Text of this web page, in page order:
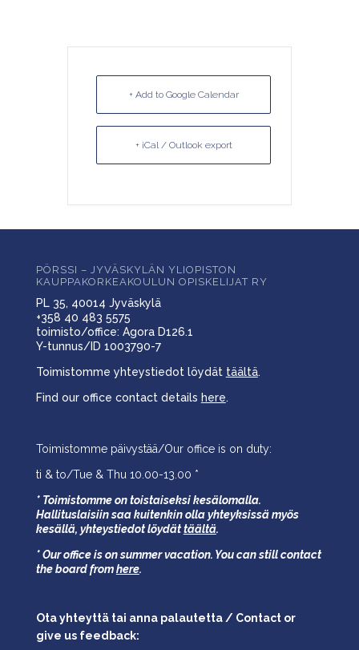
+ Add to Google Calendar
+ iCal / Outlook export
PÖRSSI – JYVÄSKYLÄN YLIOPISTON
KAUPPAKORKEAKOULUN OPISKELIJAT RY
PL 35, 40014 Jyväskylä
+358 40 483 5575
toimisto/office: Agora D126.1
Y-tunnus/ID 1003790-7
Toimistomme yhteystiedot löydät täältä.
Find our office contact details here.
Toimistomme päivystää/Our office is on duty:
ti & to/Tue & Thu 10.00-13.00 *
* Toimistomme on toistaiseksi kesälomalla.
Hallituslaisiin saa kuitenkin olla yhteyksissä myös
kesällä, yhteystiedot löydättäältä.
* Our office is on summer vacation. You can still contact
the board fromhere.
Ota yhteyttä tai anna palautetta / Contact or
give us feedback: